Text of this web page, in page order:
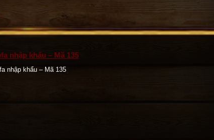
nhập khẩu – Mã 135
nhập khẩu – Mã 135